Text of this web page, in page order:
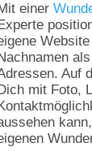
einer
Auf
mit Foto,